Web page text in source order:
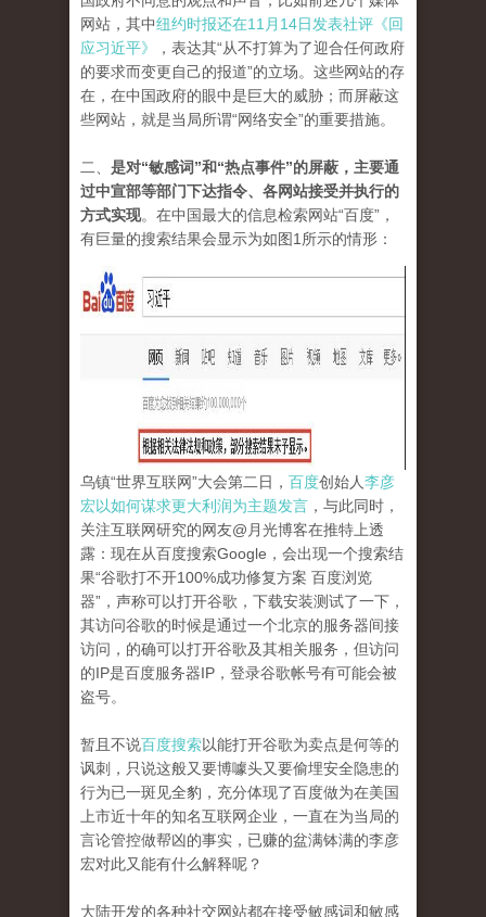
网站，其中纽约时报还在11月14日发表社评《回
应习近平》
，表达其“从不打算为了迎合任何政府
的要求而变更自己的报道”的立场。这些网站的存
在，在中国政府的眼中是巨大的威胁；而屏蔽这
些网站，就是当局所谓“网络安全”的重要措施。
二、 是对“敏感词”和“热点事件”的屏蔽，主要通
过中宣部等部门下达指令、各网站接受并执行的
方式实现。在中国最大的信息检索网站“百度”，
有巨量的搜索结果会显示为如图1所示的情形：
tu_1.jpg
乌镇“世界互联网”大会第二日， 百度创始人李彦
宏以如何谋求更大利润为主题发言 ，与此同时，
关注互联网研究的网友@月光博客在推特上透
露：现在从百度搜索Google，会出现一个搜索结
果“谷歌打不开100%成功修复方案 百度浏览
器”，声称可以打开谷歌，下载安装测试了一下，
其访问谷歌的时候是通过一个北京的服务器间接
访问，的确可以打开谷歌及其相关服务，但访问
的IP是百度服务器IP，登录谷歌帐号有可能会被
盗号。
暂且不说百度搜索以能打开谷歌为卖点是何等的
讽刺，只说这般又要博噱头又要偷埋安全隐患的
行为已一斑见全豹，充分体现了百度做为在美国
上市近十年的知名互联网企业，一直在为当局的
言论管控做帮凶的事实，已赚的盆满钵满的李彦
宏对此又能有什么解释呢？
大陆开发的各种社交网站都在接受敏感词和敏感